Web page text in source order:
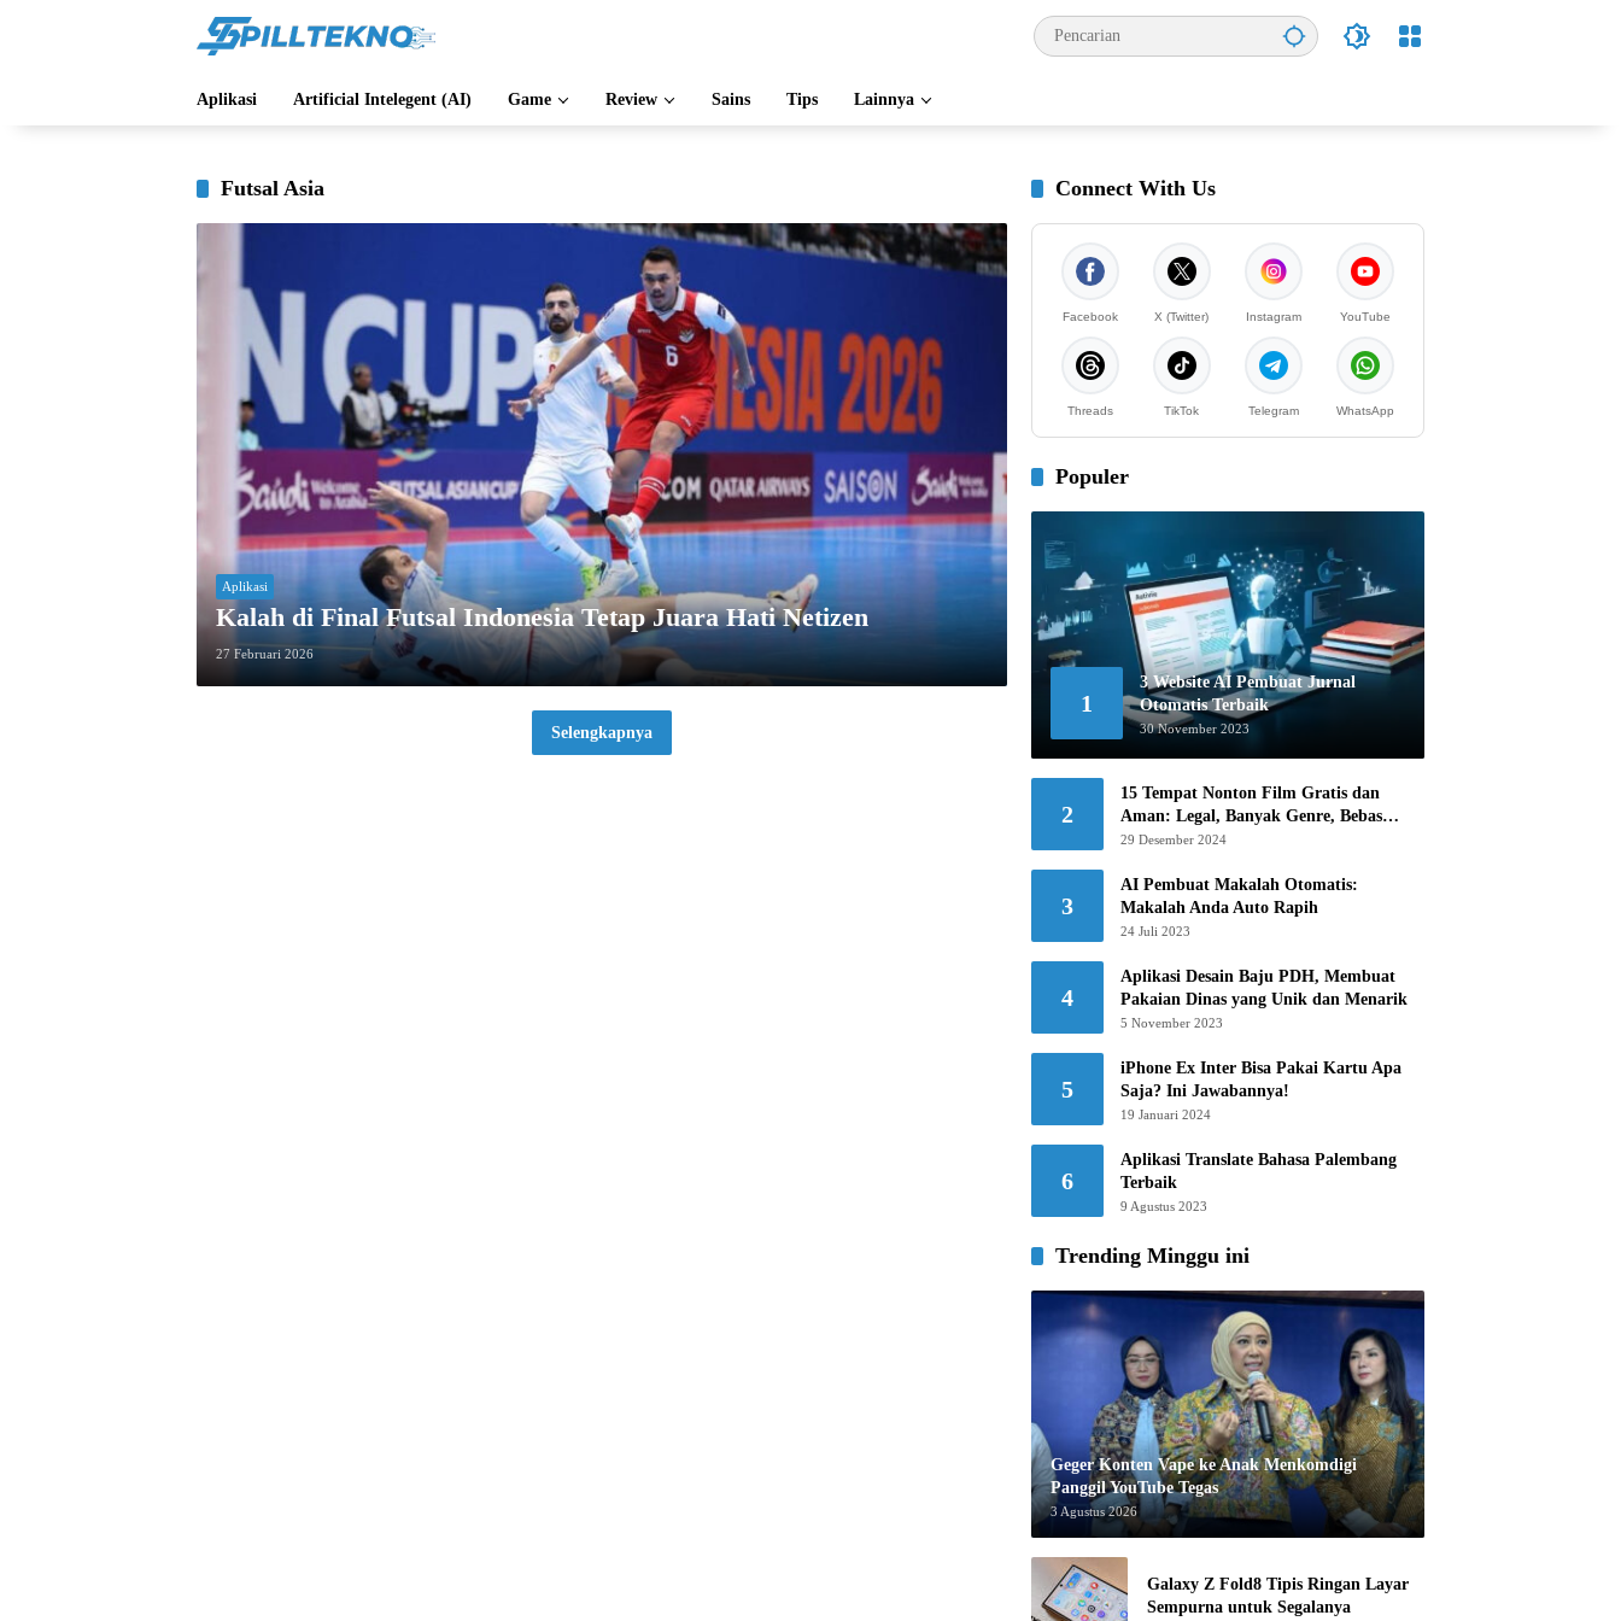
Aplikasi Artificial Intelegent (AI) Game Review Sains Tips Lainnya
Futsal Asia
Aplikasi
Kalah di Final Futsal Indonesia Tetap Juara Hati Netizen
27 Februari 2026
Selengkapnya
Connect With Us
Facebook X (Twitter) Instagram YouTube
Threads TikTok Telegram WhatsApp
Populer
1
3 Website AI Pembuat Jurnal
Otomatis Terbaik
30 November 2023
2
15 Tempat Nonton Film Gratis dan
Aman: Legal, Banyak Genre, Bebas
Khawatir!
29 Desember 2024
3
AI Pembuat Makalah Otomatis:
Makalah Anda Auto Rapih
24 Juli 2023
4
Aplikasi Desain Baju PDH, Membuat
Pakaian Dinas yang Unik dan Menarik
5 November 2023
5
iPhone Ex Inter Bisa Pakai Kartu Apa
Saja? Ini Jawabannya!
19 Januari 2024
6
Aplikasi Translate Bahasa Palembang
Terbaik
9 Agustus 2023
Trending Minggu ini
Geger Konten Vape ke Anak Menkomdigi
Panggil YouTube Tegas
3 Agustus 2026
Galaxy Z Fold8 Tipis Ringan Layar
Sempurna untuk Segalanya